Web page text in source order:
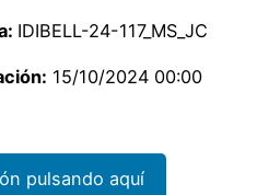
IDIBELL-24-117_MS_JC
15/10/2024 00:00
pulsando aquí